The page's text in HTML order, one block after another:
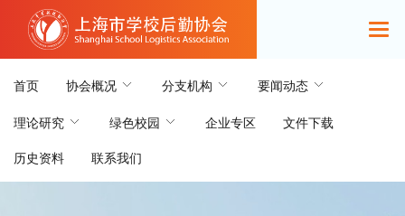
首页 协会概况 分支机构 要闻动态
理论研究 绿色校园 企业专区
文件下载
历史资料
联系我们